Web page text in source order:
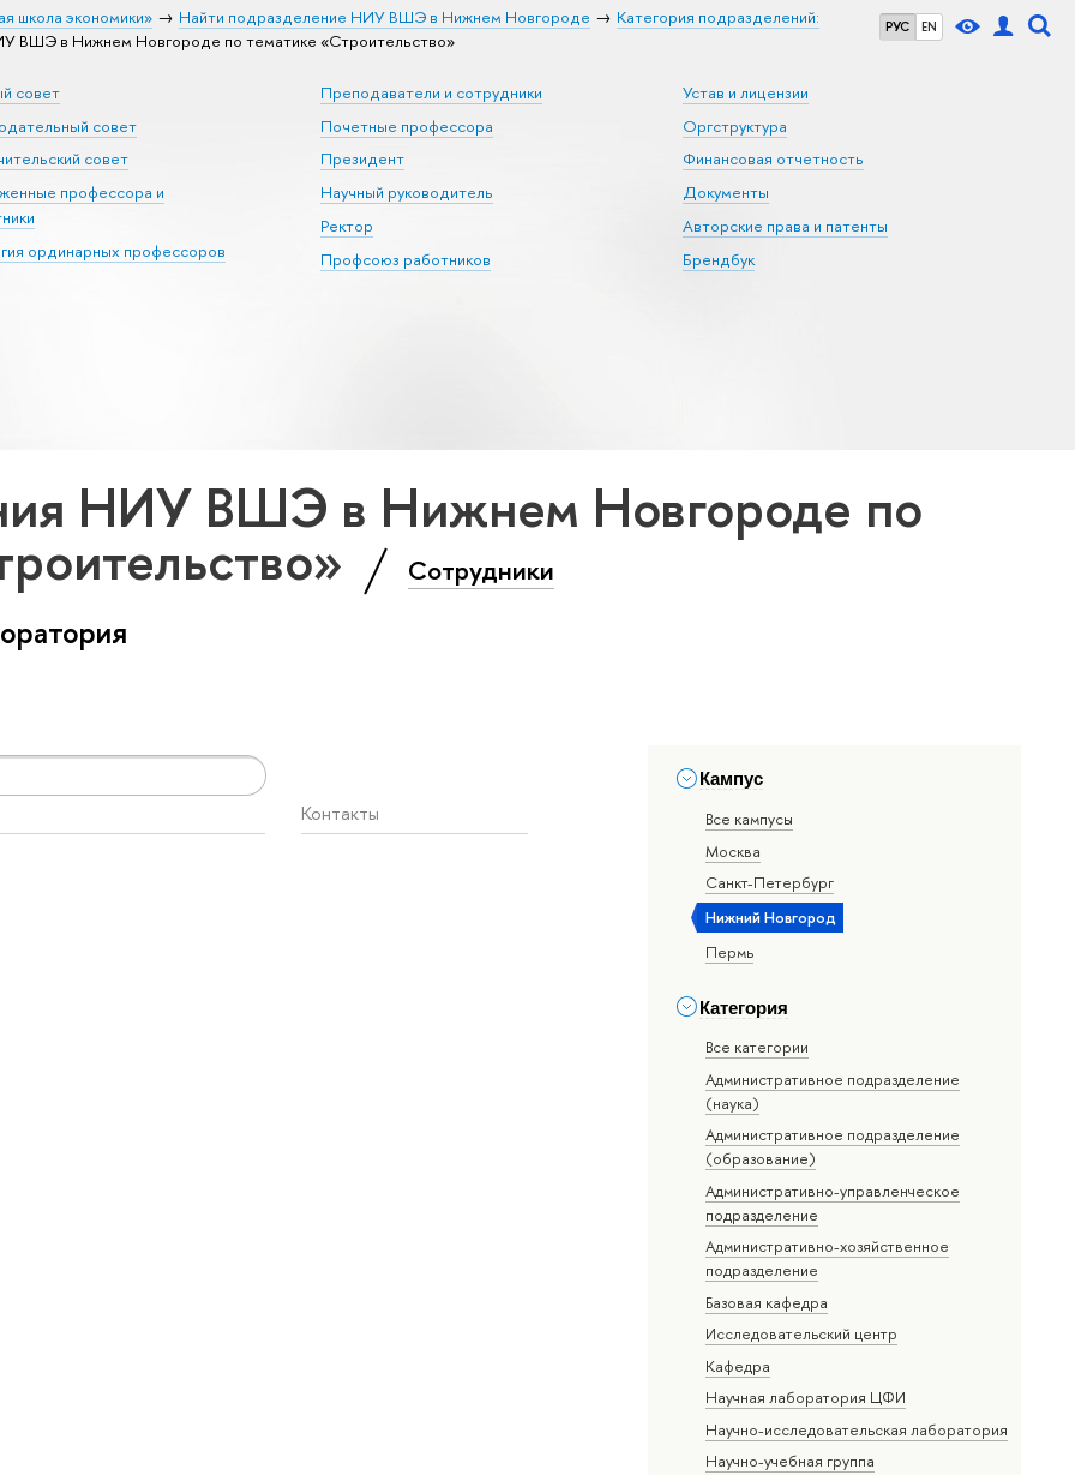
РУС EN
школа экономики» Найти подразделение НИУ ВШЭ в Нижнем Новгороде
Категория подразделений:
ВШЭ в Нижнем Новгороде по тематике «Строительство»
совет
совет
совет
профессора и
ординарных профессоров
Преподаватели и сотрудники
Почетные профессора
Президент
Научный руководитель
Ректор
Профсоюз работников
Устав и лицензии
Оргструктура
Финансовая отчетность
Документы
Авторские права и патенты
Брендбук
НИУ ВШЭ в Нижнем Новгороде по
Сотрудники
Кампус
Все кампусы
Москва
Санкт-Петербург
Нижний Новгород
Пермь
Категория
Все категории
Административное подразделение
(наука)
Административное подразделение
(образование)
Административно-управленческое
подразделение
Административно-хозяйственное
подразделение
Базовая кафедра
Исследовательский центр
Кафедра
Научная лаборатория ЦФИ
Научно-исследовательская лаборатория
Научно-учебная группа
Контакты